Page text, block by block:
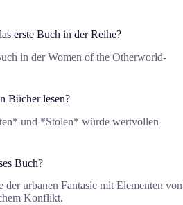
erste Buch in der Reihe?
in der Women of the Otherworld-
Bücher lesen?
und *Stolen* würde wertvollen
Buch?
urbanen Fantasie mit Elementen von
Konflikt.